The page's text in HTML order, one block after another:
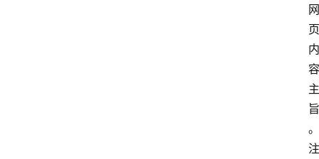
网
页
内
容
主
旨
。
注